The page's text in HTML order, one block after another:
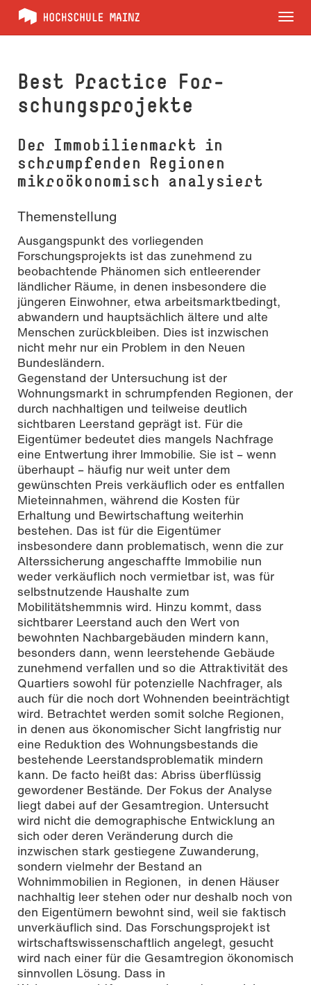
Best Practice For­
schungs­projekte
Der Immobilienmarkt in
schrumpfenden Regionen
mikroökonomisch analysiert
Themenstellung
Ausgangspunkt des vorliegenden
Forschungsprojekts ist das zunehmend zu
beobachtende Phänomen sich entleerender
ländlicher Räume, in denen insbesondere die
jüngeren Einwohner, etwa arbeitsmarktbedingt,
abwandern und hauptsächlich ältere und alte
Menschen zurückbleiben. Dies ist inzwischen
nicht mehr nur ein Problem in den Neuen
Bundesländern.
Gegenstand der Untersuchung ist der
Wohnungsmarkt in schrumpfenden Regionen, der
durch nachhaltigen und teilweise deutlich
sichtbaren Leerstand geprägt ist. Für die
Eigentümer bedeutet dies mangels Nachfrage
eine Entwertung ihrer Immobilie. Sie ist – wenn
überhaupt – häufig nur weit unter dem
gewünschten Preis verkäuflich oder es entfallen
Mieteinnahmen, während die Kosten für
Erhaltung und Bewirtschaftung weiterhin
bestehen. Das ist für die Eigentümer
insbesondere dann problematisch, wenn die zur
Alterssicherung angeschaffte Immobilie nun
weder verkäuflich noch vermietbar ist, was für
selbstnutzende Haushalte zum
Mobilitätshemmnis wird. Hinzu kommt, dass
sichtbarer Leerstand auch den Wert von
bewohnten Nachbargebäuden mindern kann,
besonders dann, wenn leerstehende Gebäude
zunehmend verfallen und so die Attraktivität des
Quartiers sowohl für potenzielle Nachfrager, als
auch für die noch dort Wohnenden beeinträchtigt
wird. Betrachtet werden somit solche Regionen,
in denen aus ökonomischer Sicht langfristig nur
eine Reduktion des Wohnungsbestands die
bestehende Leerstandsproblematik mindern
kann. De facto heißt das: Abriss überflüssig
gewordener Bestände. Der Fokus der Analyse
liegt dabei auf der Gesamtregion. Untersucht
wird nicht die demographische Entwicklung an
sich oder deren Veränderung durch die
inzwischen stark gestiegene Zuwanderung,
sondern vielmehr der Bestand an
Wohnimmobilien in Regionen, in denen Häuser
nachhaltig leer stehen oder nur deshalb noch von
den Eigentümern bewohnt sind, weil sie faktisch
unverkäuflich sind. Das Forschungsprojekt ist
wirtschaftswissenschaftlich angelegt, gesucht
wird nach einer für die Gesamtregion ökonomisch
sinnvollen Lösung. Dass in